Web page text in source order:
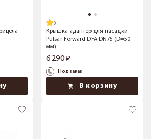
Крышка-адаптер для насадки
Pulsar Forward DFA DN75 (D=50
мм)
6 290
Под заказ
В корзину